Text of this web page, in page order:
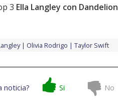
3 Ella Langley con Dandelion
Olivia Rodrigo Taylor Swift
noticia? Si No